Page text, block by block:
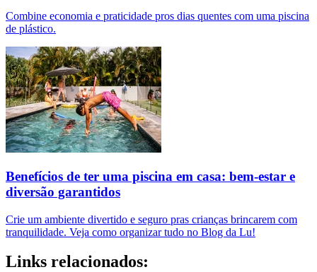
Combine economia e praticidade pros dias quentes com uma piscina
de plástico.
Benefícios de ter uma piscina em casa: bem-estar e
diversão garantidos
Crie um ambiente divertido e seguro pras crianças brincarem com
tranquilidade. Veja como organizar tudo no Blog da Lu!
Links relacionados: